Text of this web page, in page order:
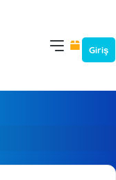
Giriş